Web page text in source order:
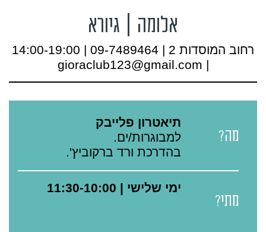
אלומה | גיורא
רחוב המוסדות 2 | 09-7489464 | 14:00-19:00
| gioraclub123@gmail.com
מה?
תיאטרון פלייבק
למבוגרות/ים.
בהדרכת ורד ברקוביץ'.
מתי?
ימי שלישי | 11:30-10:00